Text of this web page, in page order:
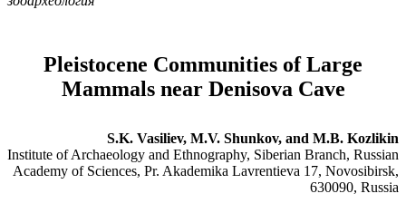
Pleistocene Communities of Large
Mammals near Denisova Cave
S.K. Vasiliev, M.V. Shunkov, and M.B. Kozlikin
Institute of Archaeology and Ethnography, Siberian Branch, Russian
Academy of Sciences, Pr. Akademika Lavrentieva 17, Novosibirsk,
630090, Russia